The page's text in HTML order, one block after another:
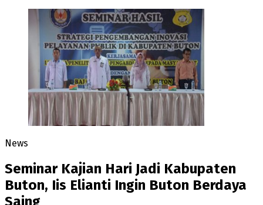
News
Seminar Kajian Hari Jadi Kabupaten
Buton, Iis Elianti Ingin Buton Berdaya
Saing